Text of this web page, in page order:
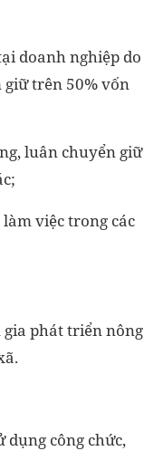
doanh nghiệp do
giữ trên 50% vốn
luân chuyển giữ
việc trong các
phát triển nông
dụng công chức,